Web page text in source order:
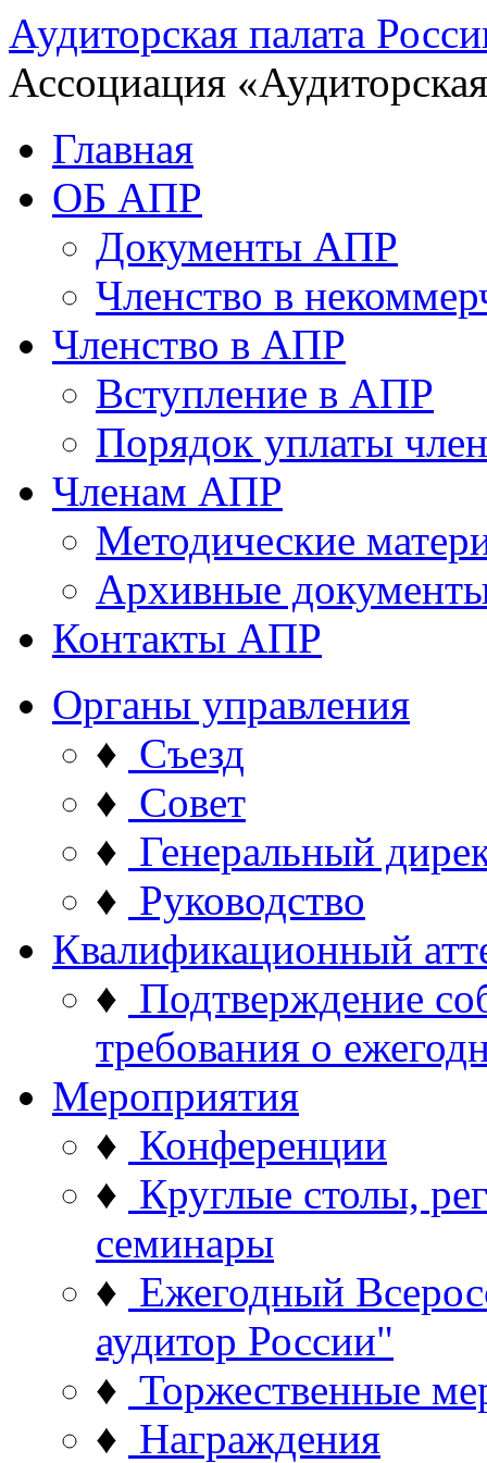
Аудиторская палата
Ассоциация
Главная
ОБ АПР
Документы АПР
Членство в
Членство в АПР
Вступление в АПР
Порядок уплаты
Членам АПР
Методические
Архивные
Контакты АПР
Органы управления
♦ Съезд
♦ Совет
♦ Генеральный
♦ Руководство
Квалификационный
♦ Подтверждение
требования о
Мероприятия
♦ Конференции
♦ Круглые столы,
семинары
♦ Ежегодный
аудитор России"
♦ Торжественные
♦ Награждения